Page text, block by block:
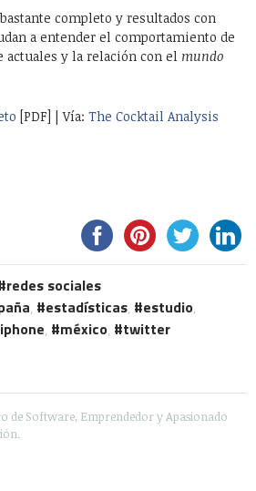
completo y resultados con
a entender el comportamiento de
y la relación con el mundo
[PDF] | Vía: The Cocktail Analysis
redes sociales
, estadísticas, estudio,
iphone, méxico, twitter
de Software, Emprendedor y Apasionado